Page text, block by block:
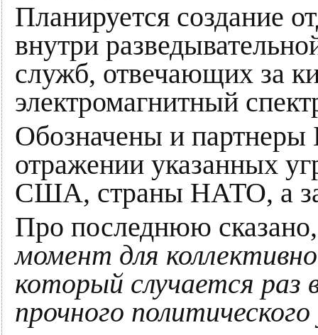
Планируется создание
внутри
служб, отвечающих за
электромагнитный
Обозначены и партнеры
отражении указанных
США, страны НАТО, а
Про последнюю
момент для
который случается раз
прочного